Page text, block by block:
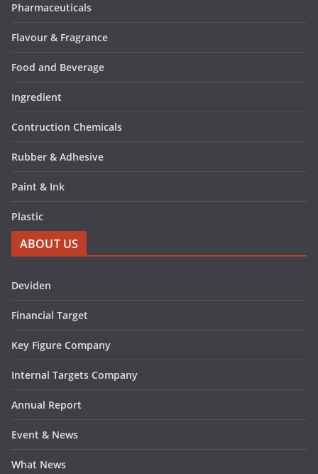
Pharmaceuticals
Flavour & Fragrance
Food and Beverage
Ingredient
Contruction Chemicals
Rubber & Adhesive
Paint & Ink
Plastic
ABOUT US
Deviden
Financial Target
Key Figure Company
Internal Targets Company
Annual Report
Event & News
What News